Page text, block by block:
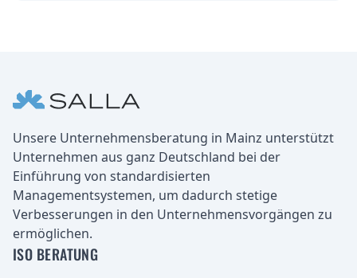
Unternehmen
Unsere Unternehmensberatung in Mainz unterstützt
Unternehmen aus ganz Deutschland bei der
Einführung von standardisierten
Managementsystemen, um dadurch stetige
Verbesserungen in den Unternehmensvorgängen zu
ermöglichen.
ISO BERATUNG